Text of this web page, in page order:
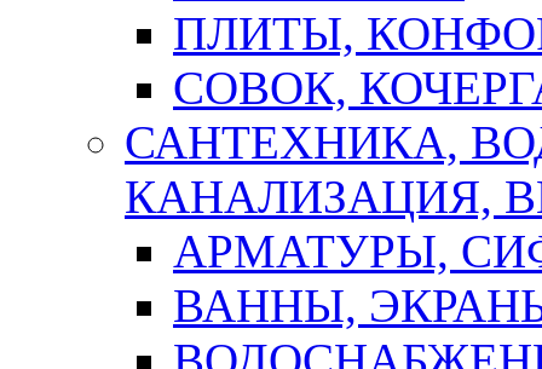
ПЛИТЫ,
СОВОК,
САНТЕХНИКА,
КАНАЛИЗАЦИЯ,
АРМАТУРЫ,
ВАННЫ,